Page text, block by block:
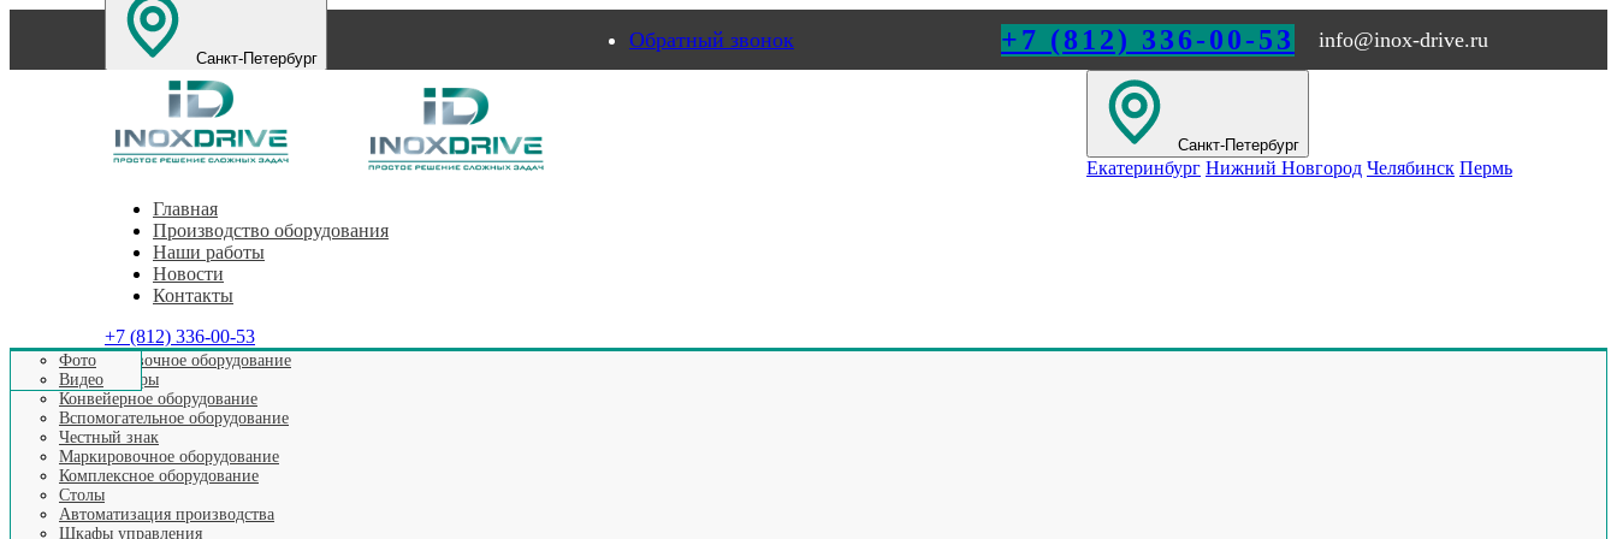
Санкт-Петербург
Екатеринбург Челябинск
Обратный звонок +7 (812) 336-00-53 info@inox-drive.ru
Санкт-Петербург
Екатеринбург Нижний Новгород Челябинск Пермь
Главная
Производство оборудования
Этикетировочное оборудование
Аппликаторы
Конвейерное оборудование
Вспомогательное оборудование
Честный знак
Маркировочное оборудование
Комплексное оборудование
Столы
Автоматизация производства
Шкафы управления
Наши работы
Фото
Видео
Новости
Контакты
+7 (812) 336-00-53